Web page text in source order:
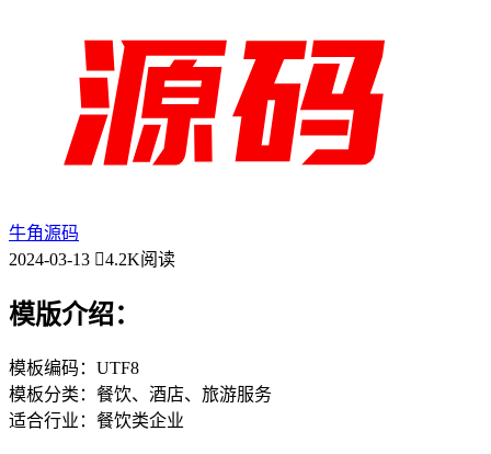
牛角源码
2024-03-13
4.2K阅读
模版介绍：
模板编码：UTF8
模板分类：餐饮、酒店、旅游服务
适合行业：餐饮类企业